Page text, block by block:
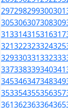
297298299300301
305306307308309
313314315316317
321322323324325
329330331332333
337338339340341
345346347348349
353354355356357
361362363364365